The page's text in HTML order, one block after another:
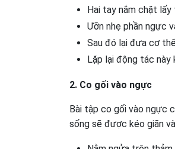
Hai tay nắm chặt
Ưỡn nhẹ phần ngực
Sau đó lại đưa cơ
Lặp lại động tác này
2. Co gối vào ngực
Bài tập co gối vào ngực
sống sẽ được kéo giãn